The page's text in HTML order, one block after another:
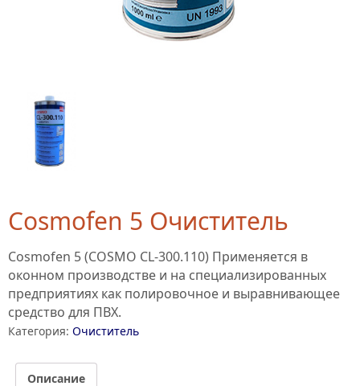
Cosmofen 5 Очиститель
Cosmofen 5 (COSMO CL-300.110) Применяется в
оконном производстве и на специализированных
предприятиях как полировочное и выравнивающее
средство для ПВХ.
Категория: Очиститель
Описание